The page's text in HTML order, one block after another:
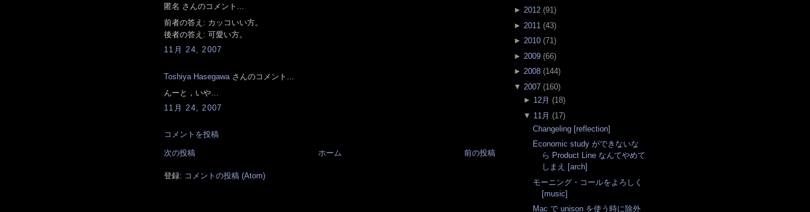
匿名 さんのコメント...
前者の答え: カッコいい方。
後者の答え: 可愛い方。
11月 24, 2007
Toshiya Hasegawaさんのコメント...
んーと，いや…
11月 24, 2007
コメントを投稿
次の投稿 前の投稿
ホーム
登録: コメントの投稿 (Atom)
► 2012 (91)
► 2011 (43)
► 2010 (71)
► 2009 (66)
► 2008 (144)
▼ 2007 (160)
► 12月 (18)
▼ 11月 (17)
Changeling [reflection]
Economic study ができないな
ら Product Line なんてやめて
しまえ [arch]
モーニング・コールをよろしく
[music]
Mac で unison を使う時に除外